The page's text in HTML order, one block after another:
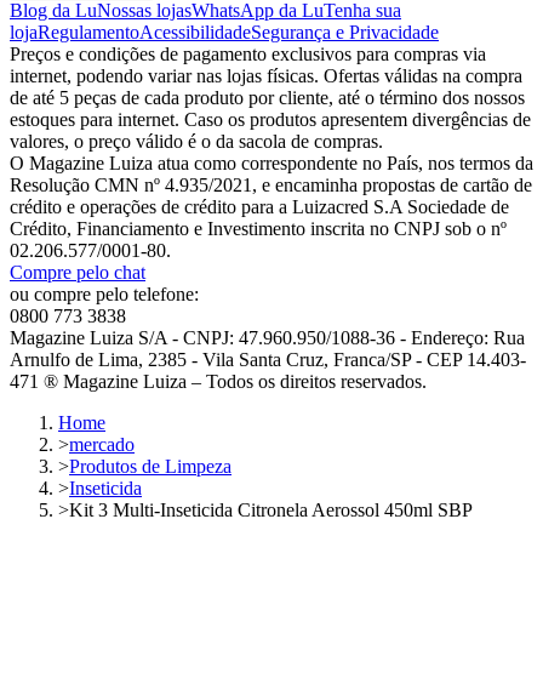
Blog da LuNossas lojasWhatsApp da LuTenha sua
lojaRegulamentoAcessibilidadeSegurança e Privacidade
Preços e condições de pagamento exclusivos para compras via
internet, podendo variar nas lojas físicas. Ofertas válidas na compra
de até 5 peças de cada produto por cliente, até o término dos nossos
estoques para internet. Caso os produtos apresentem divergências de
valores, o preço válido é o da sacola de compras.
O Magazine Luiza atua como correspondente no País, nos termos da
Resolução CMN nº 4.935/2021, e encaminha propostas de cartão de
crédito e operações de crédito para a Luizacred S.A Sociedade de
Crédito, Financiamento e Investimento inscrita no CNPJ sob o nº
02.206.577/0001-80.
Compre pelo chat
ou compre pelo telefone:
0800 773 3838
Magazine Luiza S/A - CNPJ: 47.960.950/1088-36 - Endereço: Rua
Arnulfo de Lima, 2385 - Vila Santa Cruz, Franca/SP - CEP 14.403-
471 ® Magazine Luiza – Todos os direitos reservados.
Home
>mercado
>Produtos de Limpeza
>Inseticida
>Kit 3 Multi-Inseticida Citronela Aerossol 450ml SBP